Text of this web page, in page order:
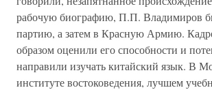
рабочую биографию, П.П. Владимиров
партию, а затем в Красную Армию.
образом оценили его способности и
направили изучать китайский язык. В
институте востоковедения, лучшем